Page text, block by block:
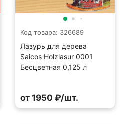
Код товара: 326689
Лазурь для дерева
Saicos Holzlasur 0001
Бесцветная 0,125 л
от 1950 ₽/шт.